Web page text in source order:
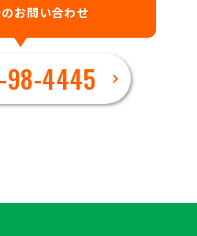
お問い合わせ
4445